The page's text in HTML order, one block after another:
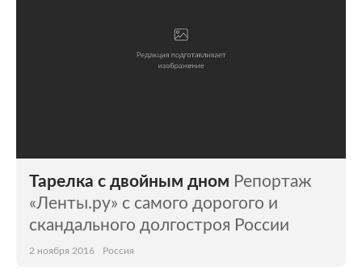
Тарелка с двойным дном Репортаж
«Ленты.ру» с самого дорогого и
скандального долгостроя России
2 ноября 2016 Россия